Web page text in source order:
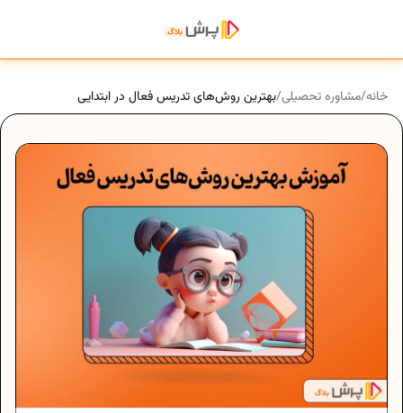
خانه/مشاوره تحصیلی/بهترین روش‌های تدریس فعال در ابتدایی